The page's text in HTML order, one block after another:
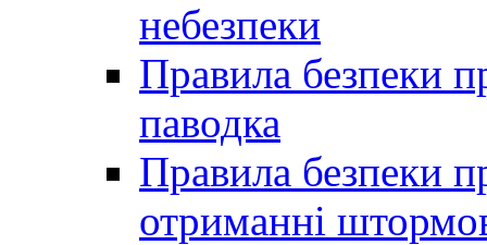
небезпеки
Правила безпеки
паводка
Правила безпеки
отриманні